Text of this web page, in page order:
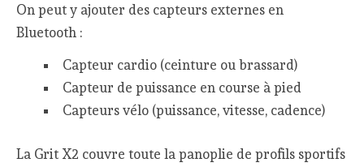
On peut y ajouter des capteurs externes en
Bluetooth :
Capteur cardio (ceinture ou brassard)
Capteur de puissance en course à pied
Capteurs vélo (puissance, vitesse, cadence)
La Grit X2 couvre toute la panoplie de profils sportifs